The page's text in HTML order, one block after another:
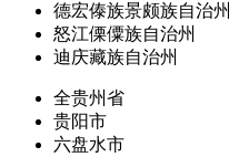
德宏傣族景颇族自治州
怒江傈僳族自治州
迪庆藏族自治州
全贵州省
贵阳市
六盘水市